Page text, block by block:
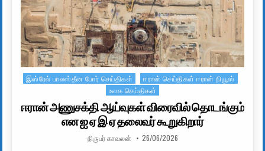
Posted in
இஸ்ரேல் பாலஸ்தீன போர் செய்திகள்
ஈரான் செய்திகள் ஈரான் நியூஸ்
உலக செய்திகள்
ஈரான் அணுசக்தி ஆய்வுகள் விரைவில் தொடங்கும்
என ஐ ஏ இ ஏ தலைவர் கூறுகிறார்
AUTHOR:
நிருபர் காவலன் PUBLISHED DATE:
26/06/2026